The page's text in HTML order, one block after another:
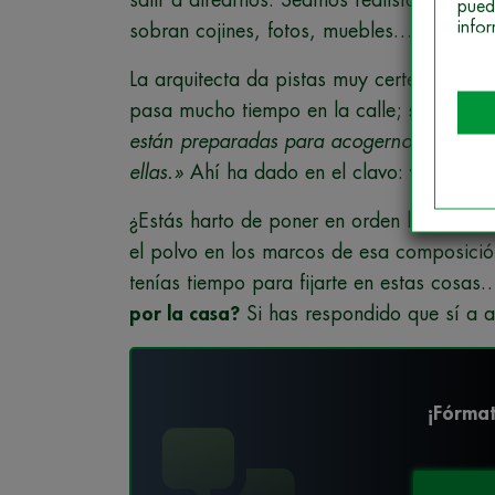
sobran cojines, fotos, muebles…).
La arquitecta da pistas muy certeras
pasa mucho tiempo en la calle; según
están preparadas para acogernos
ellas.» Ahí ha dado en el clavo: tenemos
¿Estás harto de poner en orden los mil
el polvo en los marcos de esa
tenías tiempo para fijarte en estas
por la casa? Si has respondido que sí a